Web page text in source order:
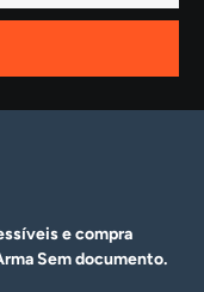
e compra
Sem documento.